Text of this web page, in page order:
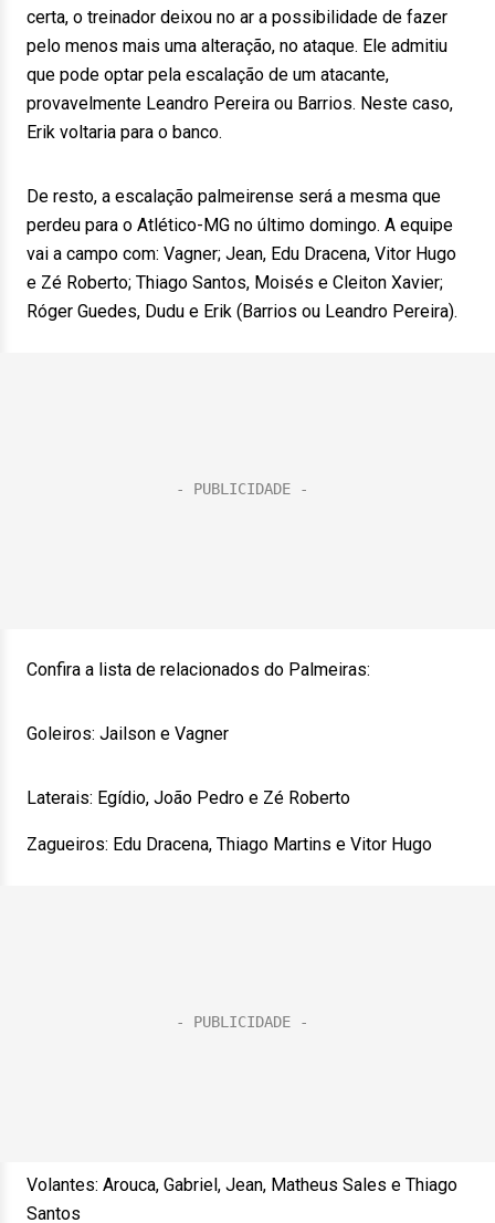
certa, o treinador deixou no ar a possibilidade de fazer
pelo menos mais uma alteração, no ataque. Ele admitiu
que pode optar pela escalação de um atacante,
provavelmente Leandro Pereira ou Barrios. Neste caso,
Erik voltaria para o banco.
De resto, a escalação palmeirense será a mesma que
perdeu para o Atlético-MG no último domingo. A equipe
vai a campo com: Vagner; Jean, Edu Dracena, Vitor Hugo
e Zé Roberto; Thiago Santos, Moisés e Cleiton Xavier;
Róger Guedes, Dudu e Erik (Barrios ou Leandro Pereira).
Confira a lista de relacionados do Palmeiras:
Goleiros: Jailson e Vagner
Laterais: Egídio, João Pedro e Zé Roberto
Zagueiros: Edu Dracena, Thiago Martins e Vitor Hugo
Volantes: Arouca, Gabriel, Jean, Matheus Sales e Thiago
Santos